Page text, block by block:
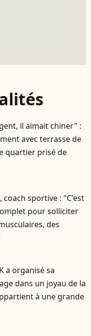
il aimait chiner" :
avec terrasse de
quartier prisé de
coach sportive : "C'est
pour solliciter
des
a organisé sa
dans un joyau de la
à une grande